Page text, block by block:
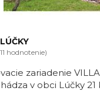
hodnotenie)
zariadenie
v obci Lúčky 21